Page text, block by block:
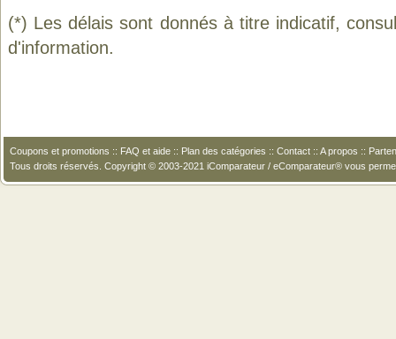
(*) Les délais sont donnés à titre indicatif,
d'information.
Coupons et promotions :: FAQ et aide :: Plan des catégories :: Contact :: A propos ::
Tous droits réservés. Copyright © 2003-2021 iComparateur / eComparateur® vous